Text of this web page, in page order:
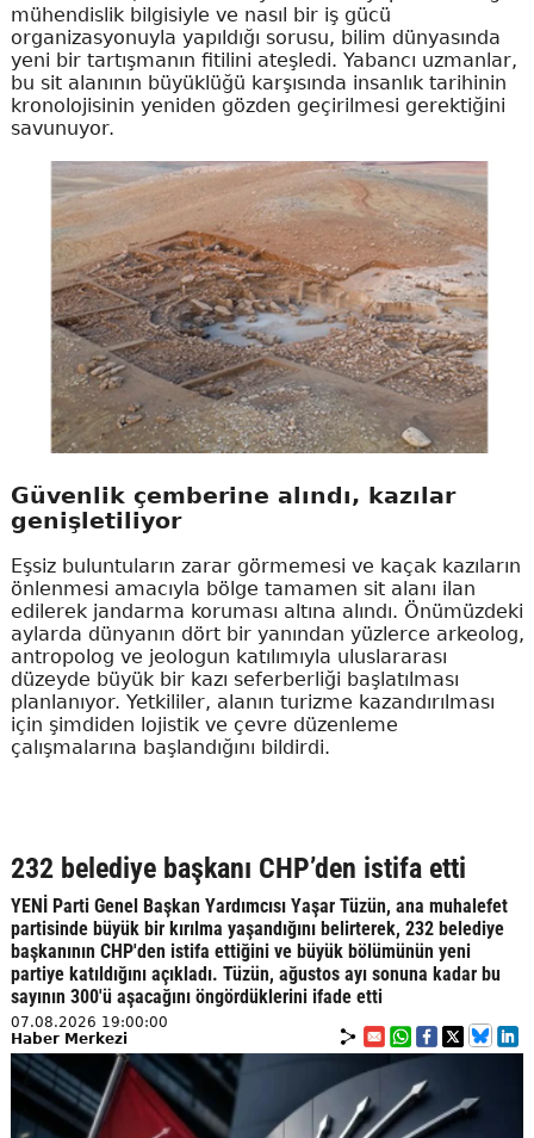
mühendislik bilgisiyle ve nasıl bir iş gücü
organizasyonuyla yapıldığı sorusu, bilim dünyasında
yeni bir tartışmanın fitilini ateşledi. Yabancı uzmanlar,
bu sit alanının büyüklüğü karşısında insanlık tarihinin
kronolojisinin yeniden gözden geçirilmesi gerektiğini
savunuyor.
Güvenlik çemberine alındı, kazılar
genişletiliyor
Eşsiz buluntuların zarar görmemesi ve kaçak kazıların
önlenmesi amacıyla bölge tamamen sit alanı ilan
edilerek jandarma koruması altına alındı. Önümüzdeki
aylarda dünyanın dört bir yanından yüzlerce arkeolog,
antropolog ve jeologun katılımıyla uluslararası
düzeyde büyük bir kazı seferberliği başlatılması
planlanıyor. Yetkililer, alanın turizme kazandırılması
için şimdiden lojistik ve çevre düzenleme
çalışmalarına başlandığını bildirdi.
232 belediye başkanı CHP’den istifa etti
YENİ Parti Genel Başkan Yardımcısı Yaşar Tüzün, ana muhalefet
partisinde büyük bir kırılma yaşandığını belirterek, 232 belediye
başkanının CHP'den istifa ettiğini ve büyük bölümünün yeni
partiye katıldığını açıkladı. Tüzün, ağustos ayı sonuna kadar bu
sayının 300'ü aşacağını öngördüklerini ifade etti
07.08.2026 19:00:00
Haber Merkezi